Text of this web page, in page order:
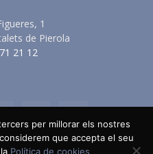
1
de Pierola
21 12
per millorar els nostres
que accepta el seu
Política de cookies